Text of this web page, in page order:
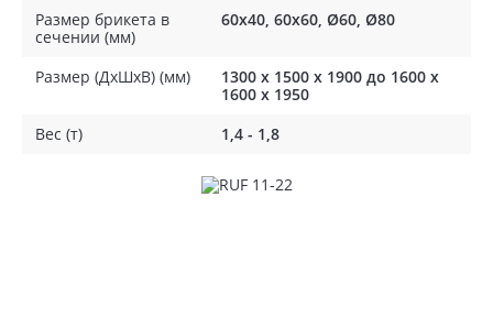
Размер брикета в
сечении (мм)
60x40, 60x60, Ø60, Ø80
Размер (ДхШхВ) (мм)
1300 x 1500 x 1900 до 1600 х
1600 х 1950
Вес (т)
1,4 - 1,8